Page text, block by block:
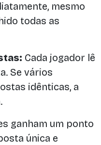
mesmo
todas as
Cada jogador lê
Se vários
idênticas, a
ganham um ponto
única e